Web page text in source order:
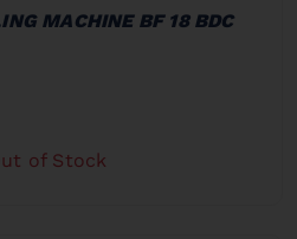
MACHINE BF 18 BDC
of Stock